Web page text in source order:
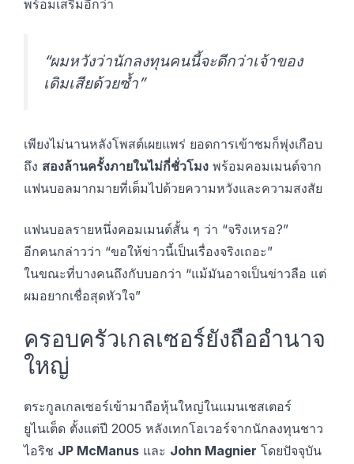
พร้อมเสริมอีกว่า
“ผมหวังว่านักลงทุนคนนี้จะดีกว่าเจ้าของ
เดิมเสียด้วยซ้ำ”
เพียงไม่นานหลังโพสต์เผยแพร่ ยอดการเข้าชมก็พุ่งเกือบ
ถึง สองล้านครั้งภายในไม่กี่ชั่วโมง พร้อมคอมเมนต์จาก
แฟนบอลมากมายที่เต็มไปด้วยความหวังและความสงสัย
แฟนบอลรายหนึ่งคอมเมนต์สั้น ๆ ว่า “จริงเหรอ?”
อีกคนกล่าวว่า “ขอให้ข่าวนี้เป็นเรื่องจริงเถอะ”
ในขณะที่บางคนถึงกับบอกว่า “แม้มันอาจเป็นข่าวลือ แต่
ผมอยากเชื่อสุดหัวใจ”
ครอบครัวเกลเซอร์ยังถืออำนาจ
ใหญ่
ตระกูลเกลเซอร์เข้ามาถือหุ้นใหญ่ในแมนเชสเตอร์
ยูไนเต็ด ตั้งแต่ปี 2005 หลังเทกโอเวอร์จากนักลงทุนชาว
ไอริช JP McManus และ John Magnier โดยปัจจุบัน